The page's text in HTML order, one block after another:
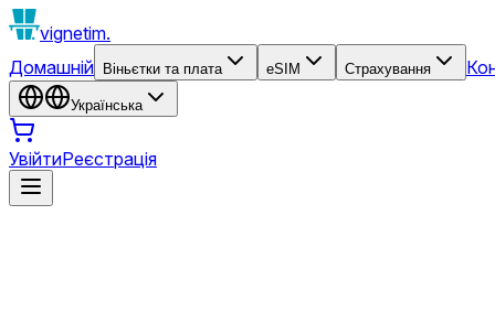
vignetim.
Домашній
Віньєтки та плата eSIM Страхування
Українська
УвійтиРеєстрація